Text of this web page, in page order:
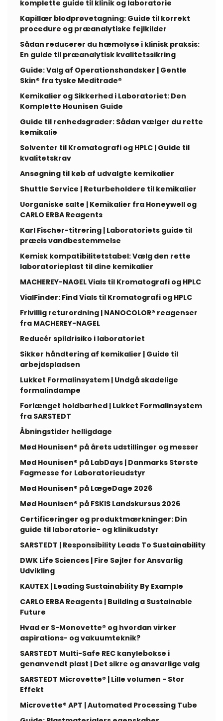
komplette guide til klinik og laboratorie
Kapillær blodprøvetagning: Guide til korrekt
procedure og præanalytiske fejlkilder
Sådan reducerer du hæmolyse i klinisk praksis:
En guide til præanalytisk kvalitetssikring
Guide: Valg af Operationshandsker | Gentle
Skin® fra tyske Meditrade®
Kemikalier og Sikkerhed i Laboratoriet: Den
Komplette Hounisen Guide
Guide til renhedsgrader: Sådan vælger du rette
kemikalie
Solventer til Kromatografi og HPLC | Guide til
kvalitetskrav
Ansøgning til køb af udvalgte kemikalier
Shuttle Service | Returbeholdere til kemikalier
Uorganiske salte | Kemikalier fra Honeywell og
CARLO ERBA Reagents
Karl Fischer-titrering | Laboratoriets guide til
præcis vandbestemmelse
Kemisk kompatibilitetstabel: Vælg den rette
laboratorieplast til dine kemikalier
MACHEREY-NAGEL Vials til Kromatografi og HPLC
VialFinder: Find Vials til Kromatografi og HPLC
Frivillig returordning | NANOCOLOR® reagenser
fra MACHEREY-NAGEL
Reducér spildrisiko i laboratoriet
Sikker håndtering af kemikalier | Guide til
arbejdspladsen
Lukket Formalinsystem | Undgå skadelige
formalindampe
Forlænget holdbarhed | Lukket Formalinsystem
fra SARSTEDT
Åbningstider helligdage
Mød Hounisen® på årets udstillinger og messer
Mød Hounisen® på LabDays | Danmarks Største
Fagmesse for Laboratorieudstyr
Mød Hounisen® på LægeDage 2026
Mød Hounisen® på FSKIS Landskursus 2026
Certificeringer og produktmærkninger: Din
guide til laboratorie- og klinikudstyr
SARSTEDT | Responsibility Leads To Sustainability
DWK Life Sciences | Fire Søjler for Ansvarlig
Udvikling
KAUTEX | Leading Sustainability By Example
CARLO ERBA Reagents | Building a Sustainable
Future
Hvad er S-Monovette® og hvordan virker
aspirations- og vakuumteknik?
SARSTEDT Multi-Safe REC kanylebokse i
genanvendt plast | Det sikre og ansvarlige valg
SARSTEDT Microvette® | Lille volumen - Stor
Effekt
Microvette® APT | Automated Processing Tube